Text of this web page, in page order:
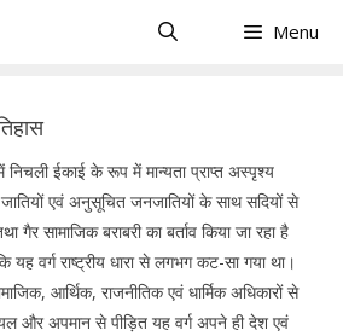
Menu
निचली ईकाई के रूप में मान्यता प्राप्त अस्पृश्य
एवं अनुसूचित जनजातियों के साथ सदियों से
गैर सामाजिक बराबरी का बर्ताव किया जा रहा है
यह वर्ग राष्ट्रीय धारा से लगभग कट-सा गया था।
आर्थिक, राजनीतिक एवं धार्मिक अधिकारों से
और अपमान से पीड़ित यह वर्ग अपने ही देश एवं